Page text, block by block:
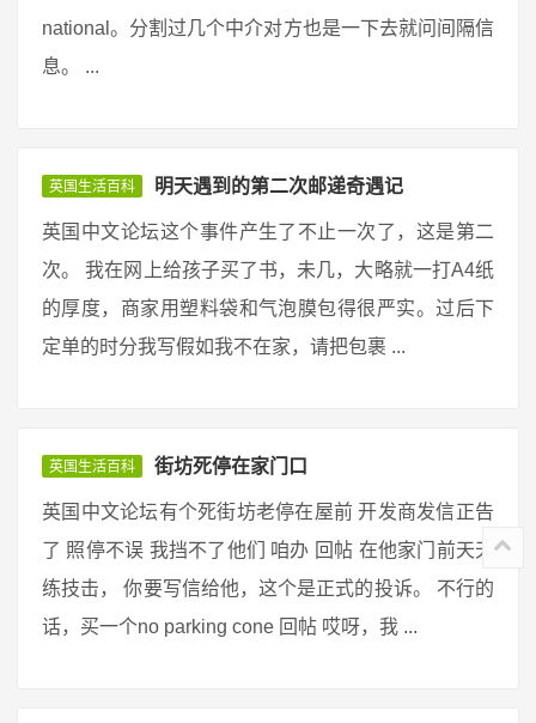
national。分割过几个中介对方也是一下去就问间隔信
息。 ...
英国生活百科 明天遇到的第二次邮递奇遇记
英国中文论坛这个事件产生了不止一次了，这是第二
次。 我在网上给孩子买了书，未几，大略就一打A4纸
的厚度，商家用塑料袋和气泡膜包得很严实。过后下
定单的时分我写假如我不在家，请把包裹 ...
英国生活百科 街坊死停在家门口
英国中文论坛有个死街坊老停在屋前 开发商发信正告
了 照停不误 我挡不了他们 咱办 回帖 在他家门前天天
练技击， 你要写信给他，这个是正式的投诉。 不行的
话，买一个no parking cone 回帖 哎呀，我 ...